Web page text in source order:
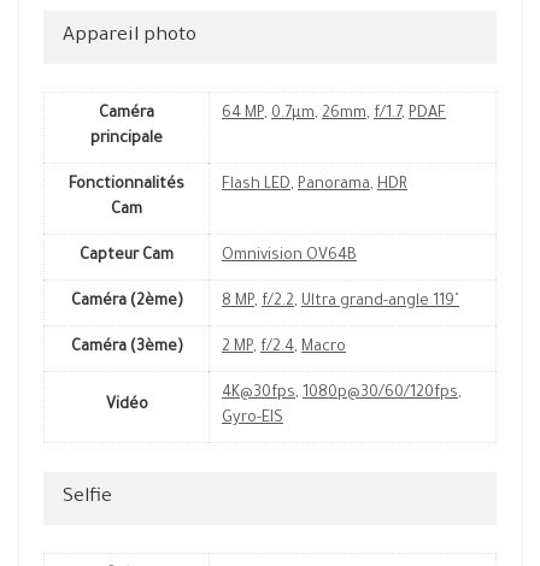
Appareil photo
Caméra
principale
64 MP, 0.7µm, 26mm, f/1.7, PDAF
Fonctionnalités
Cam
Flash LED, Panorama, HDR
Capteur Cam Omnivision OV64B
Caméra (2ème) 8 MP, f/2.2, Ultra grand-angle 119˚
Caméra (3ème) 2 MP, f/2.4, Macro
Vidéo
4K@30fps, 1080p@30/60/120fps,
Gyro-EIS
Selfie